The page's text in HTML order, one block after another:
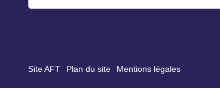
Site AFT Plan du site Mentions légales